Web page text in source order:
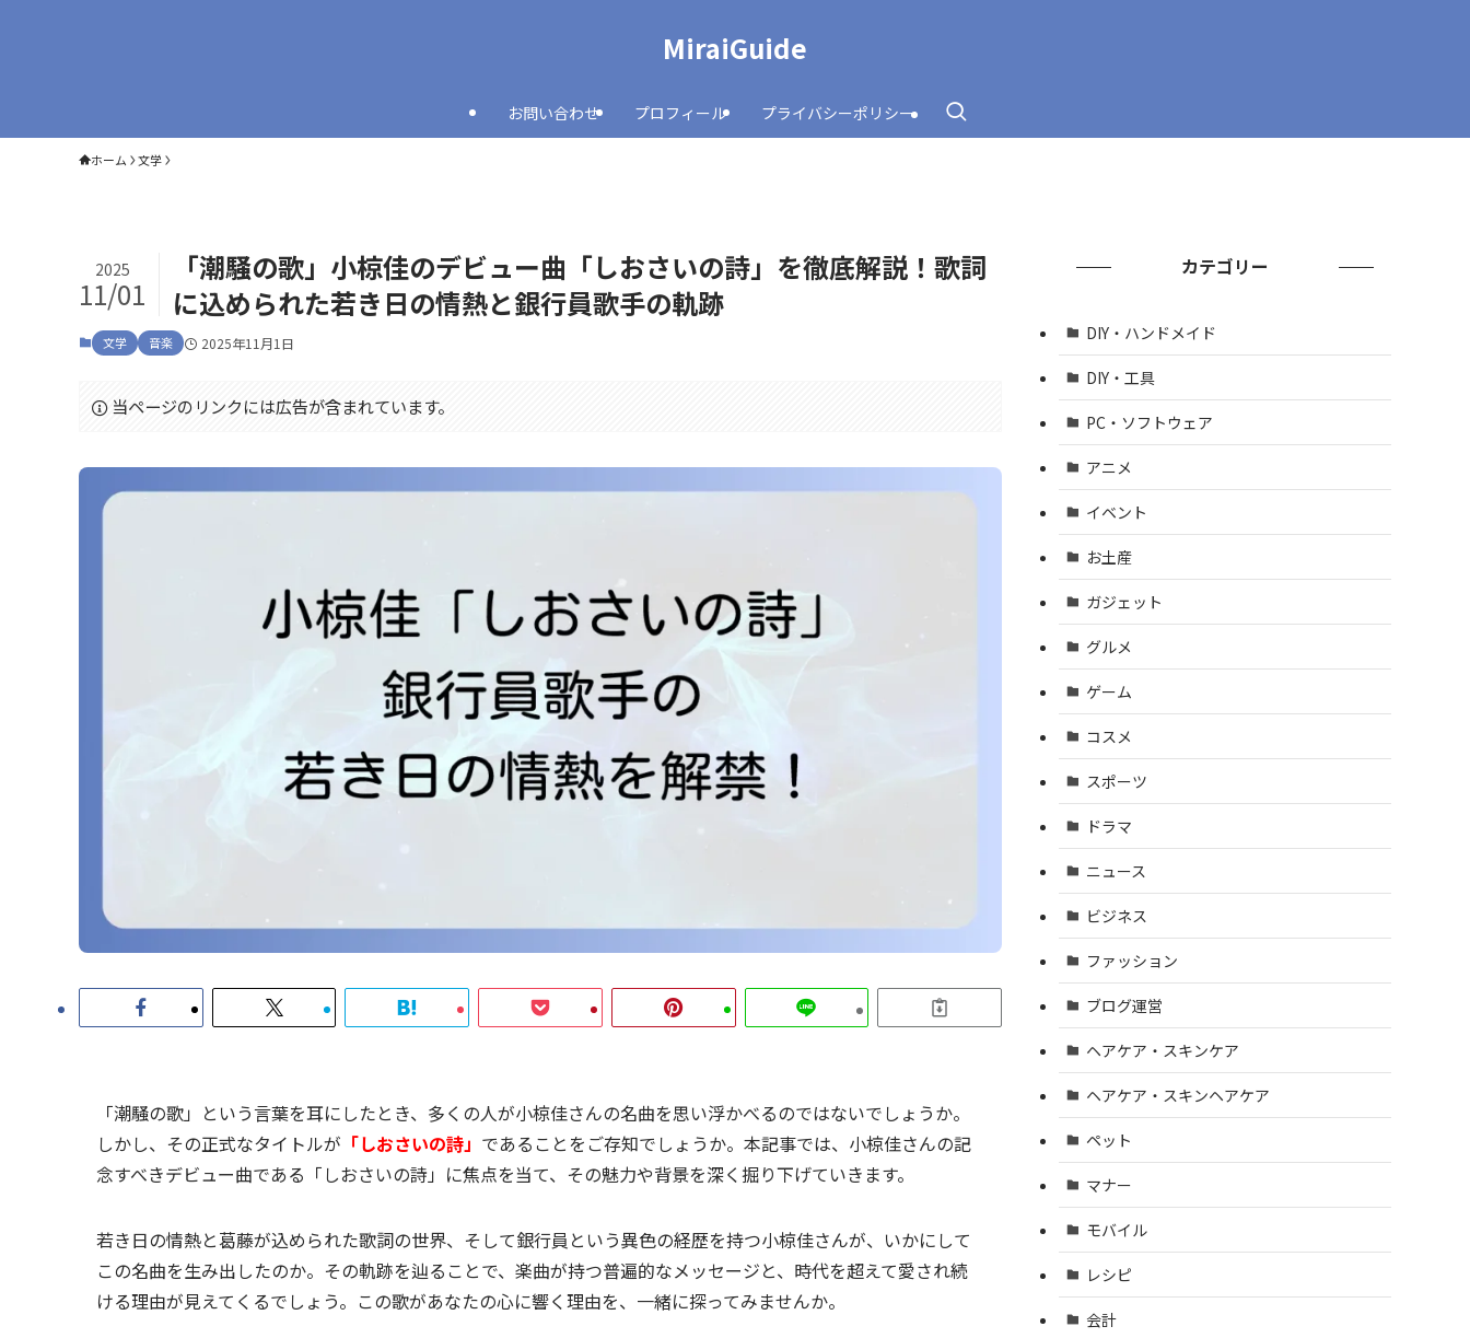
MiraiGuide
お問い合わせ プロフィール プライバシーポリシー
ホーム 文学
「潮騒の歌」小椋佳のデビュー曲「しおさいの詩」を徹底解説！歌詞
に込められた若き日の情熱と銀行員歌手の軌跡
2025
11/01
文学 音楽 2025年11月1日
当ページのリンクには広告が含まれています。
「潮騒の歌」という言葉を耳にしたとき、多くの人が小椋佳さんの名曲を思い浮かべるのではないでしょうか。
しかし、その正式なタイトルが 「しおさいの詩」 であることをご存知でしょうか。本記事では、小椋佳さんの記
念すべきデビュー曲である「しおさいの詩」に焦点を当て、その魅力や背景を深く掘り下げていきます。
若き日の情熱と葛藤が込められた歌詞の世界、そして銀行員という異色の経歴を持つ小椋佳さんが、いかにして
この名曲を生み出したのか。その軌跡を辿ることで、楽曲が持つ普遍的なメッセージと、時代を超えて愛され続
ける理由が見えてくるでしょう。この歌があなたの心に響く理由を、一緒に探ってみませんか。
カテゴリー
DIY・ハンドメイド
DIY・工具
PC・ソフトウェア
アニメ
イベント
お土産
ガジェット
グルメ
ゲーム
コスメ
スポーツ
ドラマ
ニュース
ビジネス
ファッション
ブログ運営
ヘアケア・スキンケア
ヘアケア・スキンヘアケア
ペット
マナー
モバイル
レシピ
会計